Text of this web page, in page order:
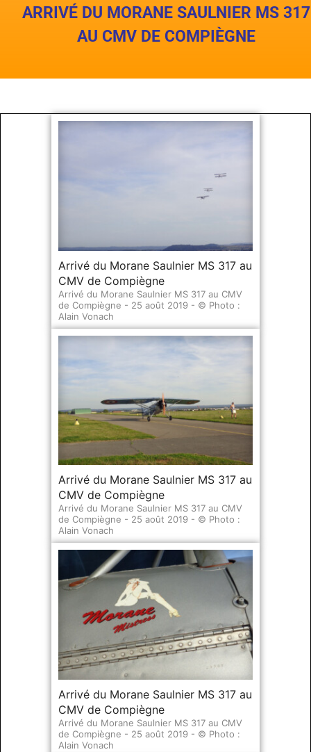
ARRIVÉ DU MORANE SAULNIER MS 317
AU CMV DE COMPIÈGNE
Arrivé du Morane Saulnier MS 317 au
CMV de Compiègne
Arrivé du Morane Saulnier MS 317 au CMV
de Compiègne - 25 août 2019 - © Photo :
Alain Vonach
Arrivé du Morane Saulnier MS 317 au
CMV de Compiègne
Arrivé du Morane Saulnier MS 317 au CMV
de Compiègne - 25 août 2019 - © Photo :
Alain Vonach
Arrivé du Morane Saulnier MS 317 au
CMV de Compiègne
Arrivé du Morane Saulnier MS 317 au CMV
de Compiègne - 25 août 2019 - © Photo :
Alain Vonach